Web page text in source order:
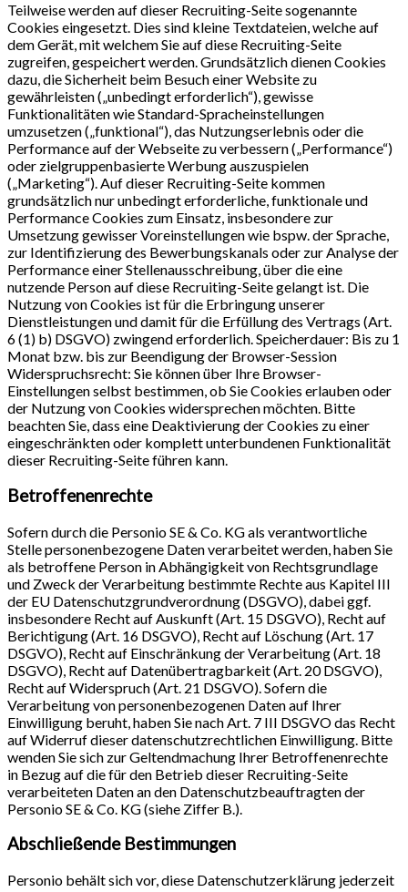
Teilweise werden auf dieser Recruiting-Seite sogenannte
Cookies eingesetzt. Dies sind kleine Textdateien, welche auf
dem Gerät, mit welchem Sie auf diese Recruiting-Seite
zugreifen, gespeichert werden. Grundsätzlich dienen Cookies
dazu, die Sicherheit beim Besuch einer Website zu
gewährleisten („unbedingt erforderlich“), gewisse
Funktionalitäten wie Standard-Spracheinstellungen
umzusetzen („funktional“), das Nutzungserlebnis oder die
Performance auf der Webseite zu verbessern („Performance“)
oder zielgruppenbasierte Werbung auszuspielen
(„Marketing“). Auf dieser Recruiting-Seite kommen
grundsätzlich nur unbedingt erforderliche, funktionale und
Performance Cookies zum Einsatz, insbesondere zur
Umsetzung gewisser Voreinstellungen wie bspw. der Sprache,
zur Identifizierung des Bewerbungskanals oder zur Analyse der
Performance einer Stellenausschreibung, über die eine
nutzende Person auf diese Recruiting-Seite gelangt ist. Die
Nutzung von Cookies ist für die Erbringung unserer
Dienstleistungen und damit für die Erfüllung des Vertrags (Art.
6 (1) b) DSGVO) zwingend erforderlich. Speicherdauer: Bis zu 1
Monat bzw. bis zur Beendigung der Browser-Session
Widerspruchsrecht: Sie können über Ihre Browser-
Einstellungen selbst bestimmen, ob Sie Cookies erlauben oder
der Nutzung von Cookies widersprechen möchten. Bitte
beachten Sie, dass eine Deaktivierung der Cookies zu einer
eingeschränkten oder komplett unterbundenen Funktionalität
dieser Recruiting-Seite führen kann.
Betroffenenrechte
Sofern durch die Personio SE & Co. KG als verantwortliche
Stelle personenbezogene Daten verarbeitet werden, haben Sie
als betroffene Person in Abhängigkeit von Rechtsgrundlage
und Zweck der Verarbeitung bestimmte Rechte aus Kapitel III
der EU Datenschutzgrundverordnung (DSGVO), dabei ggf.
insbesondere Recht auf Auskunft (Art. 15 DSGVO), Recht auf
Berichtigung (Art. 16 DSGVO), Recht auf Löschung (Art. 17
DSGVO), Recht auf Einschränkung der Verarbeitung (Art. 18
DSGVO), Recht auf Datenübertragbarkeit (Art. 20 DSGVO),
Recht auf Widerspruch (Art. 21 DSGVO). Sofern die
Verarbeitung von personenbezogenen Daten auf Ihrer
Einwilligung beruht, haben Sie nach Art. 7 III DSGVO das Recht
auf Widerruf dieser datenschutzrechtlichen Einwilligung. Bitte
wenden Sie sich zur Geltendmachung Ihrer Betroffenenrechte
in Bezug auf die für den Betrieb dieser Recruiting-Seite
verarbeiteten Daten an den Datenschutzbeauftragten der
Personio SE & Co. KG (siehe Ziffer B.).
Abschließende Bestimmungen
Personio behält sich vor, diese Datenschutzerklärung jederzeit